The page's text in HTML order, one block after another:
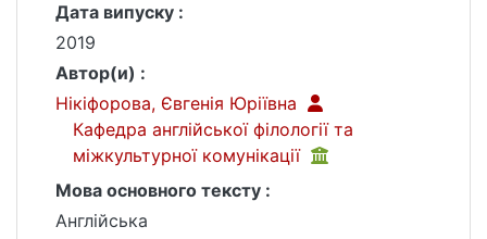
Дата випуску :
2019
Автор(и) :
Нікіфорова, Євгенія Юріївна
Кафедра англійської філології та
міжкультурної комунікації
Мова основного тексту :
Англійська